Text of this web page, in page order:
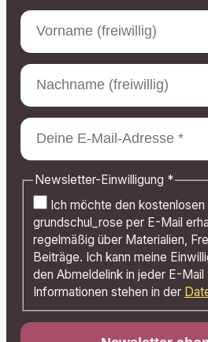
Newsletter-Einwilligung *
Ich möchte den
grundschul_rose per E-Mail
regelmäßig über Materialien,
Beiträge. Ich kann meine
den Abmeldelink in jeder E-
Informationen stehen in der